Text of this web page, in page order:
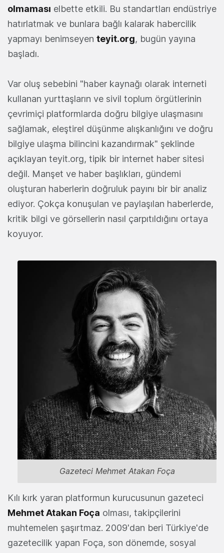
olmaması elbette etkili. Bu standartları endüstriye
hatırlatmak ve bunlara bağlı kalarak habercilik
yapmayı benimseyen teyit.org, bugün yayına
başladı.
Var oluş sebebini "haber kaynağı olarak interneti
kullanan yurttaşların ve sivil toplum örgütlerinin
çevrimiçi platformlarda doğru bilgiye ulaşmasını
sağlamak, eleştirel düşünme alışkanlığını ve doğru
bilgiye ulaşma bilincini kazandırmak" şeklinde
açıklayan teyit.org, tipik bir internet haber sitesi
değil. Manşet ve haber başlıkları, gündemi
oluşturan haberlerin doğruluk payını bir bir analiz
ediyor. Çokça konuşulan ve paylaşılan haberlerde,
kritik bilgi ve görsellerin nasıl çarpıtıldığını ortaya
koyuyor.
Gazeteci Mehmet Atakan Foça
Kılı kırk yaran platformun kurucusunun gazeteci
Mehmet Atakan Foça olması, takipçilerini
muhtemelen şaşırtmaz. 2009'dan beri Türkiye'de
gazetecilik yapan Foça, son dönemde, sosyal